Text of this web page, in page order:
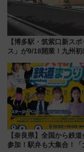
【博多駅・筑紫口新ス
ス」が9/18開業！九州
【奈良県】全国から鉄
参加！駅弁も大集合！「